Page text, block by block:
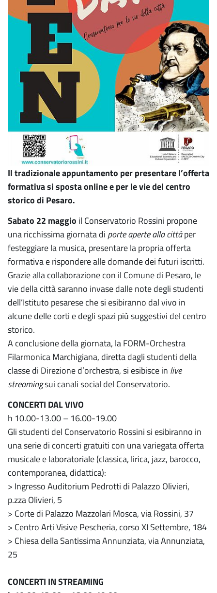
Il tradizionale appuntamento per presentare l’offerta
formativa si sposta online e per le vie del centro
storico di Pesaro.
Sabato 22 maggio il Conservatorio Rossini propone
una ricchissima giornata di porte aperte alla cittàper
festeggiare la musica, presentare la propria offerta
formativa e rispondere alle domande dei futuri iscritti.
Grazie alla collaborazione con il Comune di Pesaro, le
vie della città saranno invase dalle note degli studenti
dell’Istituto pesarese che si esibiranno dal vivo in
alcune delle corti e degli spazi più suggestivi del centro
storico.
A conclusione della giornata, la FORM-Orchestra
Filarmonica Marchigiana, diretta dagli studenti della
classe di Direzione d’orchestra, si esibisce in live
streamingsui canali social del Conservatorio.
CONCERTI DAL VIVO
h 10.00-13.00 – 16.00-19.00
Gli studenti del Conservatorio Rossini si esibiranno in
una serie di concerti gratuiti con una variegata offerta
musicale e laboratoriale (classica, lirica, jazz, barocco,
contemporanea, didattica):
> Ingresso Auditorium Pedrotti di Palazzo Olivieri,
p.zza Olivieri, 5
> Corte di Palazzo Mazzolari Mosca, via Rossini, 37
> Centro Arti Visive Pescheria, corso XI Settembre, 184
> Chiesa della Santissima Annunziata, via Annunziata,
25
CONCERTI IN STREAMING